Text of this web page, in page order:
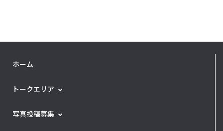
ホーム
トークエリア
写真投稿募集